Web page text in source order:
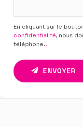
En cliquant sur le
confidentialité, nous
téléphone..
ENVOYER